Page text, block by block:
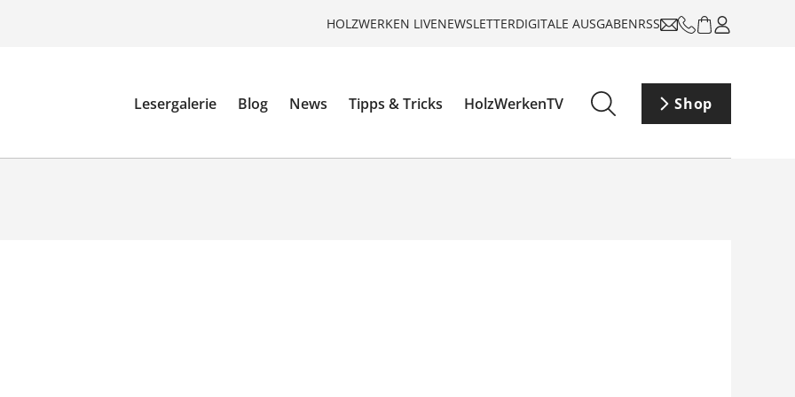
HOLZWERKEN LIVENEWSLETTERDIGITALE AUSGABENRSS
Lesergalerie Blog News Tipps & Tricks HolzWerkenTV Shop